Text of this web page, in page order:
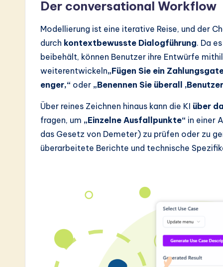
Der conversational Workflow
Modellierung ist eine iterative Reise, und der
durch kontextbewusste Dialogführung. Da
beibehält, können Benutzer ihre Entwürfe
weiterentwickeln„Fügen Sie ein
enger,“ oder „Benennen Sie überall
Über reines Zeichnen hinaus kann die KI über
fragen, um „Einzelne Ausfallpunkte“ in einer
das Gesetz von Demeter) zu prüfen oder zu
überarbeitete Berichte und technische